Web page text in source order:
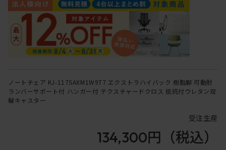
ノートチェア KJ-117SAXM1W9T7 エクストラハイバック 樹脂脚 可動肘
ランバーサポート付 ハンガー付 テクスチャードクロス 抵抗付ウレタン双
輪キャスター
受注生産
134,300円 （税込）